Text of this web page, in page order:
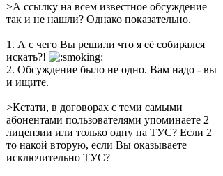
>А ссылку на всем известное обсуждение
так и не нашли? Однако показательно.
1. А с чего Вы решили что я её собирался
искать?!
2. Обсуждение было не одно. Вам надо - вы
и ищите.
>Кстати, в договорах с теми самыми
абонентами пользователями упоминаете 2
лицензии или только одну на ТУС? Если 2
то накой вторую, если Вы оказываете
исключительно ТУС?